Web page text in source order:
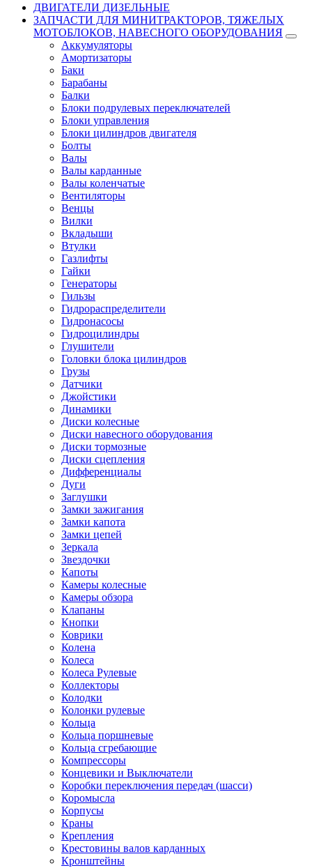
ДВИГАТЕЛИ ДИЗЕЛЬНЫЕ
ЗАПЧАСТИ ДЛЯ МИНИТРАКТОРОВ, ТЯЖЕЛЫХ
МОТОБЛОКОВ, НАВЕСНОГО ОБОРУДОВАНИЯ
Аккумуляторы
Амортизаторы
Баки
Барабаны
Балки
Блоки подрулевых переключателей
Блоки управления
Блоки цилиндров двигателя
Болты
Валы
Валы карданные
Валы коленчатые
Вентиляторы
Венцы
Вилки
Вкладыши
Втулки
Газлифты
Гайки
Генераторы
Гильзы
Гидрораспределители
Гидронасосы
Гидроцилиндры
Глушители
Головки блока цилиндров
Грузы
Датчики
Джойстики
Динамики
Диски колесные
Диски навесного оборудования
Диски тормозные
Диски сцепления
Дифференциалы
Дуги
Заглушки
Замки зажигания
Замки капота
Замки цепей
Зеркала
Звездочки
Капоты
Камеры колесные
Камеры обзора
Клапаны
Кнопки
Коврики
Колена
Колеса
Колеса Рулевые
Коллекторы
Колодки
Колонки рулевые
Кольца
Кольца поршневые
Кольца сгребающие
Компрессоры
Концевики и Выключатели
Коробки переключения передач (шасси)
Коромысла
Корпусы
Краны
Крепления
Крестовины валов карданных
Кронштейны